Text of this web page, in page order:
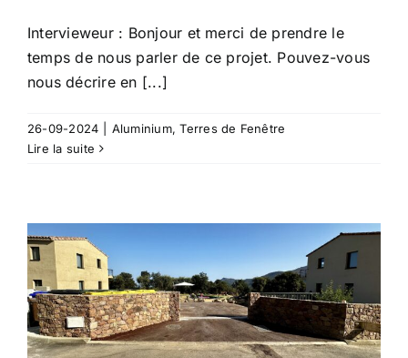
Intervieweur : Bonjour et merci de prendre le
temps de nous parler de ce projet. Pouvez-vous
nous décrire en [...]
26-09-2024 Aluminium,Terres de Fenêtre
Lire la suite